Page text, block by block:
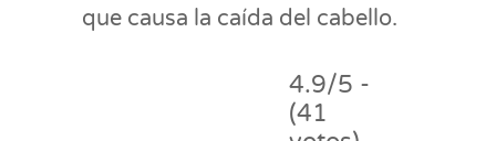
que causa la caída del cabello.
4.9/5 -
(41